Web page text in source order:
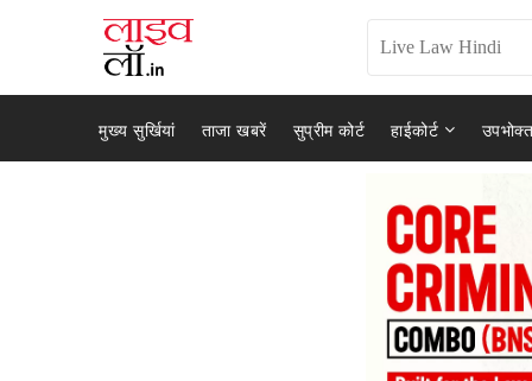
मुख्य सुर्खियां ताजा खबरें सुप्रीम कोर्ट हाईकोर्ट